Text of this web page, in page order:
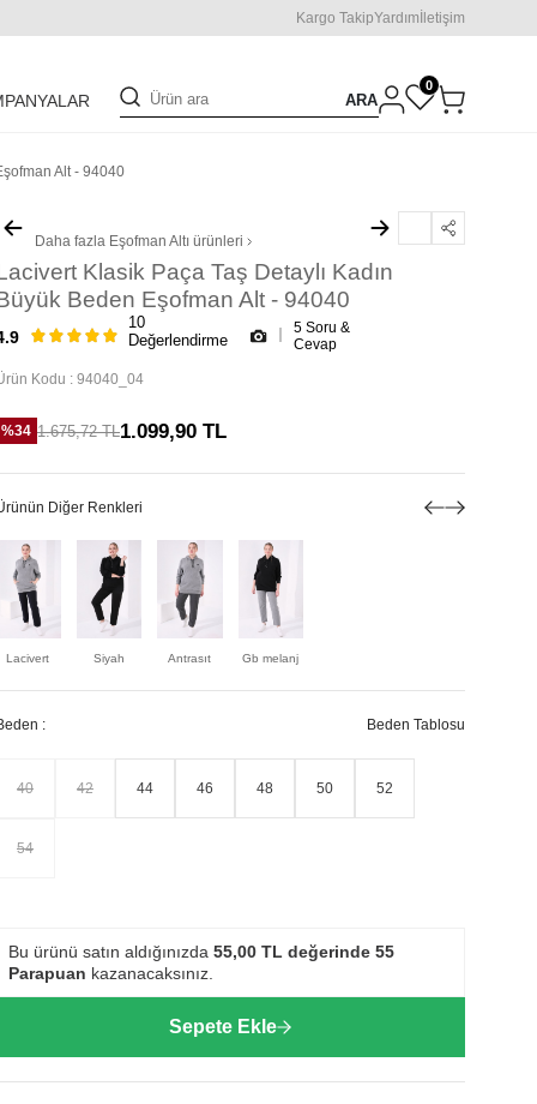
Kargo TakipYardım İletişim
ARA
0
Alt - 94040
Daha fazla Eşofman Altı ürünleri
Klasik Paça Taş Detaylı Kadın
Beden Eşofman Alt - 94040
10
Değerlendirme
5 Soru &
Cevap
Kodu : 94040_04
%34 1.675,72TL1.099,90 TL
Diğer Renkleri
Lacivert Siyah Antrasıt Gb melanj
: Beden Tablosu
40 42 44 46 48 50 52
54
Bu ürünü satın aldığınızda 55,00 TL değerinde 55
Parapuan kazanacaksınız.
Sepete Ekle